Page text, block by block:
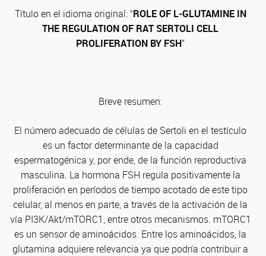
Título en el idioma original: “ROLE OF L-GLUTAMINE IN
THE REGULATION OF RAT SERTOLI CELL
PROLIFERATION BY FSH”
Breve resumen:
El número adecuado de células de Sertoli en el testículo
es un factor determinante de la capacidad
espermatogénica y, por ende, de la función reproductiva
masculina. La hormona FSH regula positivamente la
proliferación en períodos de tiempo acotado de este tipo
celular, al menos en parte, a través de la activación de la
vía PI3K/Akt/mTORC1, entre otros mecanismos. mTORC1
es un sensor de aminoácidos. Entre los aminoácidos, la
glutamina adquiere relevancia ya que podría contribuir a